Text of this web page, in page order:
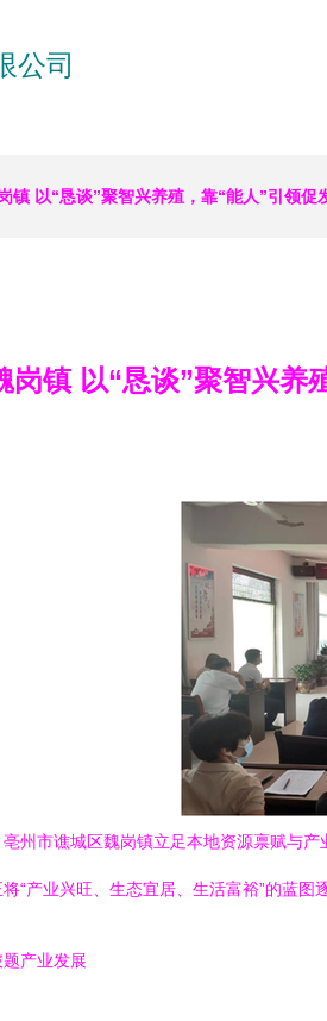
公司
镇 以“恳谈”聚智兴养殖，靠“能人”引领促
岗镇 以“恳谈”聚智兴养
州市谯城区魏岗镇立足本地资源禀赋与
“产业兴旺、生态宜居、生活富裕”的蓝图
产业发展